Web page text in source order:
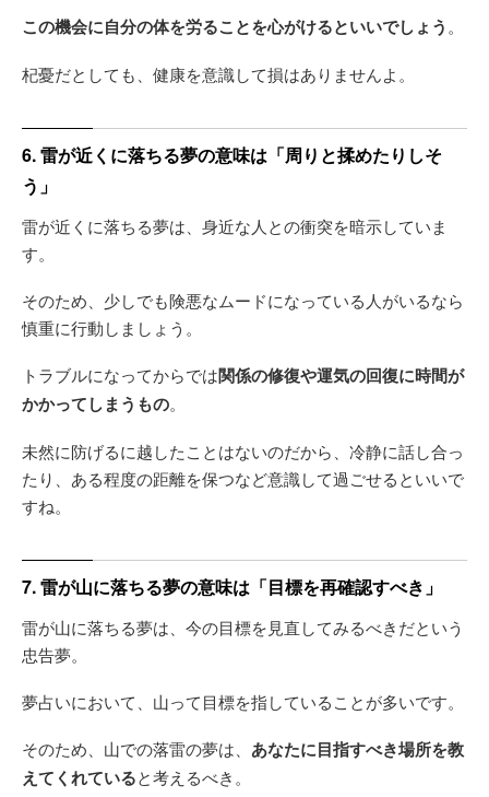
この機会に自分の体を労ることを心がけるといいでしょう 。
杞憂だとしても、健康を意識して損はありませんよ。
6. 雷が近くに落ちる夢の意味は「周りと揉めたりしそ
う」
雷が近くに落ちる夢は、身近な人との衝突を暗示していま
す。
そのため、少しでも険悪なムードになっている人がいるなら
慎重に行動しましょう。
トラブルになってからでは関係の修復や運気の回復に時間が
かかってしまうもの。
未然に防げるに越したことはないのだから、冷静に話し合っ
たり、ある程度の距離を保つなど意識して過ごせるといいで
すね。
7. 雷が山に落ちる夢の意味は「目標を再確認すべき」
雷が山に落ちる夢は、今の目標を見直してみるべきだという
忠告夢。
夢占いにおいて、山って目標を指していることが多いです。
そのため、山での落雷の夢は、 あなたに目指すべき場所を教
えてくれていると考えるべき。